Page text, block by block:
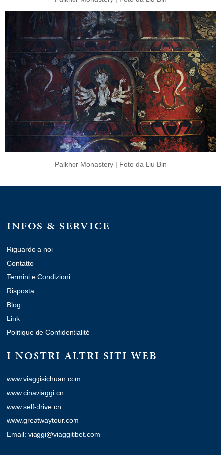
Palkhor Monastery | Foto da Liu Bin
INFOS & SERVICE
Riguardo a noi
Contatto
Termini e Condizioni
Risposta
Blog
Link
Politique de Confidentialité
I NOSTRI ALTRI SITI WEB
www.viaggisichuan.com
www.cinaviaggi.cn
www.self-drive.cn
www.greatwaytour.com
Email: viaggi@viaggitibet.com